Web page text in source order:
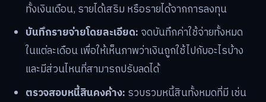
ทั้งเงินเดือน, รายได้เสริม หรือรายได้จากการลงทุน
บันทึกรายจ่ายโดยละเอียด: จดบันทึกค่าใช้จ่ายทั้งหมด
ในแต่ละเดือน เพื่อให้เห็นภาพว่าเงินถูกใช้ไปกับอะไรบ้าง
และมีส่วนไหนที่สามารถปรับลดได้
ตรวจสอบหนี้สินคงค้าง: รวบรวมหนี้สินทั้งหมดที่มี เช่น